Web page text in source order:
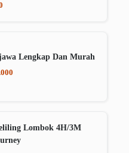
Lengkap Dan Murah
Lombok 4H/3M